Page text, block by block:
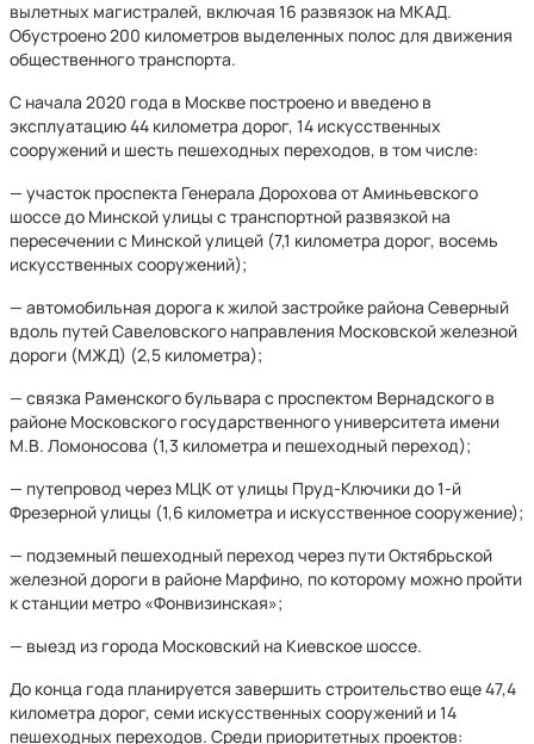
вылетных магистралей, включая 16 развязок на МКАД.
Обустроено 200 километров выделенных полос для движения
общественного транспорта.
С начала 2020 года в Москве построено и введено в
эксплуатацию 44 километра дорог, 14 искусственных
сооружений и шесть пешеходных переходов, в том числе:
— участок проспекта Генерала Дорохова от Аминьевского
шоссе до Минской улицы с транспортной развязкой на
пересечении с Минской улицей (7,1 километра дорог, восемь
искусственных сооружений);
— автомобильная дорога к жилой застройке района Северный
вдоль путей Савеловского направления Московской железной
дороги (МЖД) (2,5 километра);
— связка Раменского бульвара с проспектом Вернадского в
районе Московского государственного университета имени
М.В. Ломоносова (1,3 километра и пешеходный переход);
— путепровод через МЦК от улицы Пруд-Ключики до 1-й
Фрезерной улицы (1,6 километра и искусственное сооружение);
— подземный пешеходный переход через пути Октябрьской
железной дороги в районе Марфино, по которому можно пройти
к станции метро «Фонвизинская»;
— выезд из города Московский на Киевское шоссе.
До конца года планируется завершить строительство еще 47,4
километра дорог, семи искусственных сооружений и 14
пешеходных переходов. Среди приоритетных проектов: